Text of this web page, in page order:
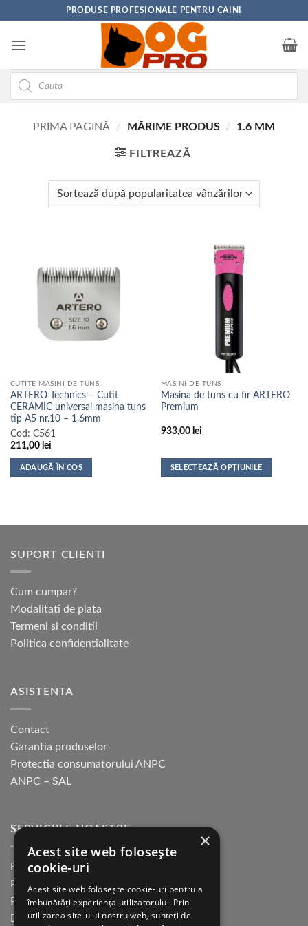
content
PRODUSE PROFESIONALE PENTRU CAINI
Products
search
PRIMA PAGINĂ / MĂRIME PRODUS / 1.6 MM
FILTREAZĂ
CUTITE MASINI DE TUNS
ARTERO Technics – Cutit
CERAMIC universal masina tuns
tip A5 nr.10 – 1,6mm
Cod: C561
211,00 lei
ADAUGĂ ÎN COȘ
MASINI DE TUNS
Masina de tuns cu fir ARTERO
Premium
933,00 lei
SELECTEAZĂ OPȚIUNILE
mai
SUPORT CLIENTI
Cum cumpar?
Modalitati de plata
Termeni si conditii
Politica confidentialitate
ASISTENTA
Contact
Garantia produselor
Protectia consumatorului ANPC
ANPC – SAL
SERVICIILE NOASTRE
Returnare in 30 de zile
Plata cu cardul Guerrilla
Plata in rate fara dobanda
Distributie sau profesionisti
×
Acest site web folosește
cookie-uri
Acest site web folosește cookie-uri pentru a
îmbunătăți experiența utilizatorului. Prin
utilizarea site-ului nostru web, sunteți de